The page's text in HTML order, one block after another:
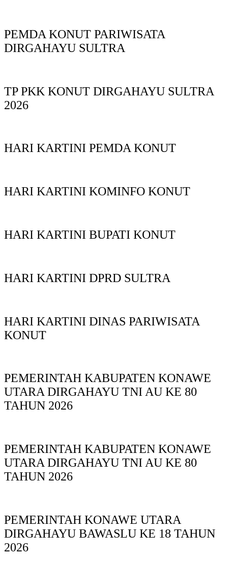
PEMDA KONUT PARIWISATA
DIRGAHAYU SULTRA
TP PKK KONUT DIRGAHAYU SULTRA
2026
HARI KARTINI PEMDA KONUT
HARI KARTINI KOMINFO KONUT
HARI KARTINI BUPATI KONUT
HARI KARTINI DPRD SULTRA
HARI KARTINI DINAS PARIWISATA
KONUT
PEMERINTAH KABUPATEN KONAWE
UTARA DIRGAHAYU TNI AU KE 80
TAHUN 2026
PEMERINTAH KABUPATEN KONAWE
UTARA DIRGAHAYU TNI AU KE 80
TAHUN 2026
PEMERINTAH KONAWE UTARA
DIRGAHAYU BAWASLU KE 18 TAHUN
2026